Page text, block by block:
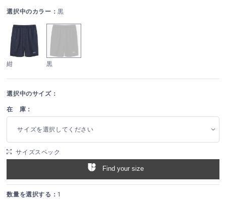
選択中のカラー：黒
紺 黒
選択中のサイズ：
在 庫：
サイズを選択してください
サイズスペック
Find your size
数量を選択する： 1